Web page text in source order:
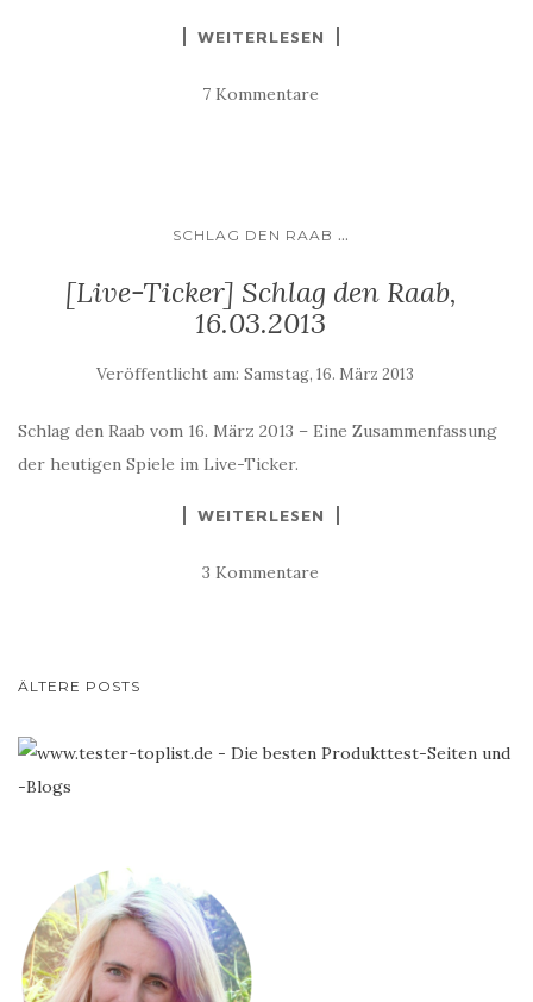
WEITERLESEN
7 Kommentare
SCHLAG DEN RAAB ...
[Live-Ticker] Schlag den Raab,
16.03.2013
Veröffentlicht am: Samstag, 16. März 2013
Schlag den Raab vom 16. März 2013 – Eine Zusammenfassung
der heutigen Spiele im Live-Ticker.
WEITERLESEN
3 Kommentare
BEITRAGS-
ÄLTERE POSTS